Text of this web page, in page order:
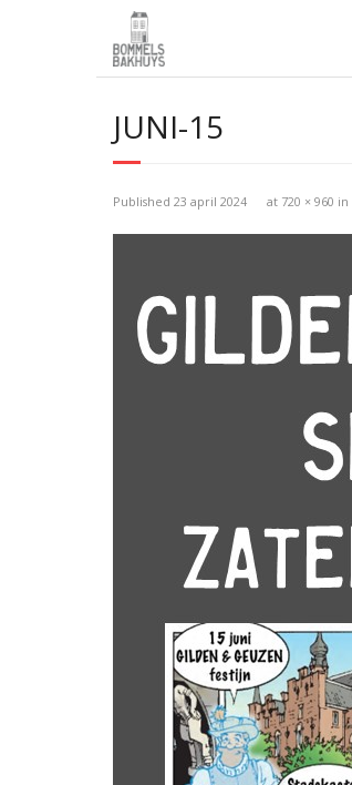
JUNI-15
Published 23 april 2024 at 720 × 960 in